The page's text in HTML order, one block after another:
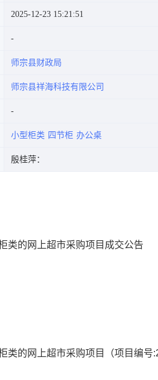
2025-12-23 15:21:51
师宗县财政局
师宗县祥海科技有限公司
小型柜类 四节柜 办公桌
殷桂萍：
类的网上超市采购项目成交公告
类的网上超市采购项目
（项目编号: